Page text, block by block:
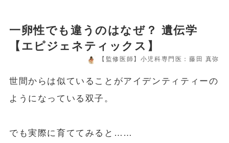
一卵性でも違うのはなぜ？ 遺伝学
【エピジェネティックス】
【監修医師】小児科専門医：藤田 真弥
世間からは似ていることがアイデンティティーの
ようになっている双子。
でも実際に育ててみると……